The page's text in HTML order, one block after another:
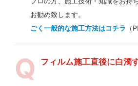
お勧め致します。
ごく一般的な施工方法はコチラ （
フィルム施工直後に白濁